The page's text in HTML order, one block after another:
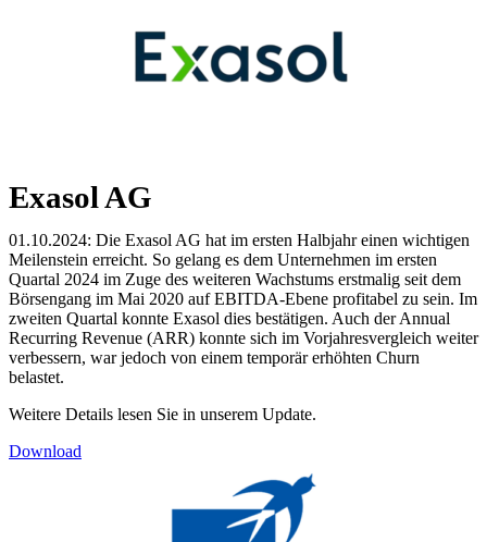
Exasol AG
01.10.2024: Die Exasol AG hat im ersten Halbjahr einen wichtigen
Meilenstein erreicht. So gelang es dem Unternehmen im ersten
Quartal 2024 im Zuge des weiteren Wachstums erstmalig seit dem
Börsengang im Mai 2020 auf EBITDA-Ebene profitabel zu sein. Im
zweiten Quartal konnte Exasol dies bestätigen. Auch der Annual
Recurring Revenue (ARR) konnte sich im Vorjahresvergleich weiter
verbessern, war jedoch von einem temporär erhöhten Churn
belastet.
Weitere Details lesen Sie in unserem Update.
Download